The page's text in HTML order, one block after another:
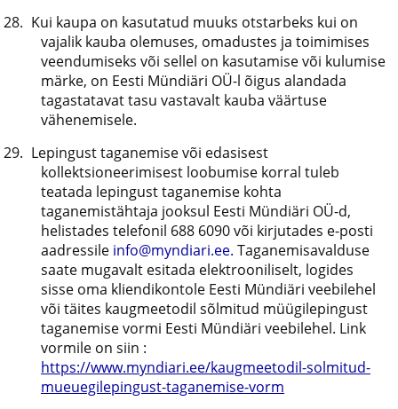
Kui kaupa on kasutatud muuks otstarbeks kui on
vajalik kauba olemuses, omadustes ja toimimises
veendumiseks või sellel on kasutamise või kulumise
märke, on Eesti Mündiäri OÜ-l õigus alandada
tagastatavat tasu vastavalt kauba väärtuse
vähenemisele.
Lepingust taganemise või edasisest
kollektsioneerimisest loobumise korral tuleb
teatada lepingust taganemise kohta
taganemistähtaja jooksul Eesti Mündiäri OÜ-d,
helistades telefonil 688 6090 või kirjutades e-posti
aadressile info@myndiari.ee. Taganemisavalduse
saate mugavalt esitada elektrooniliselt, logides
sisse oma kliendikontole Eesti Mündiäri veebilehel
või täites kaugmeetodil sõlmitud müügilepingust
taganemise vormi Eesti Mündiäri veebilehel. Link
vormile on siin :
https://www.myndiari.ee/kaugmeetodil-solmitud-
mueuegilepingust-taganemise-vorm